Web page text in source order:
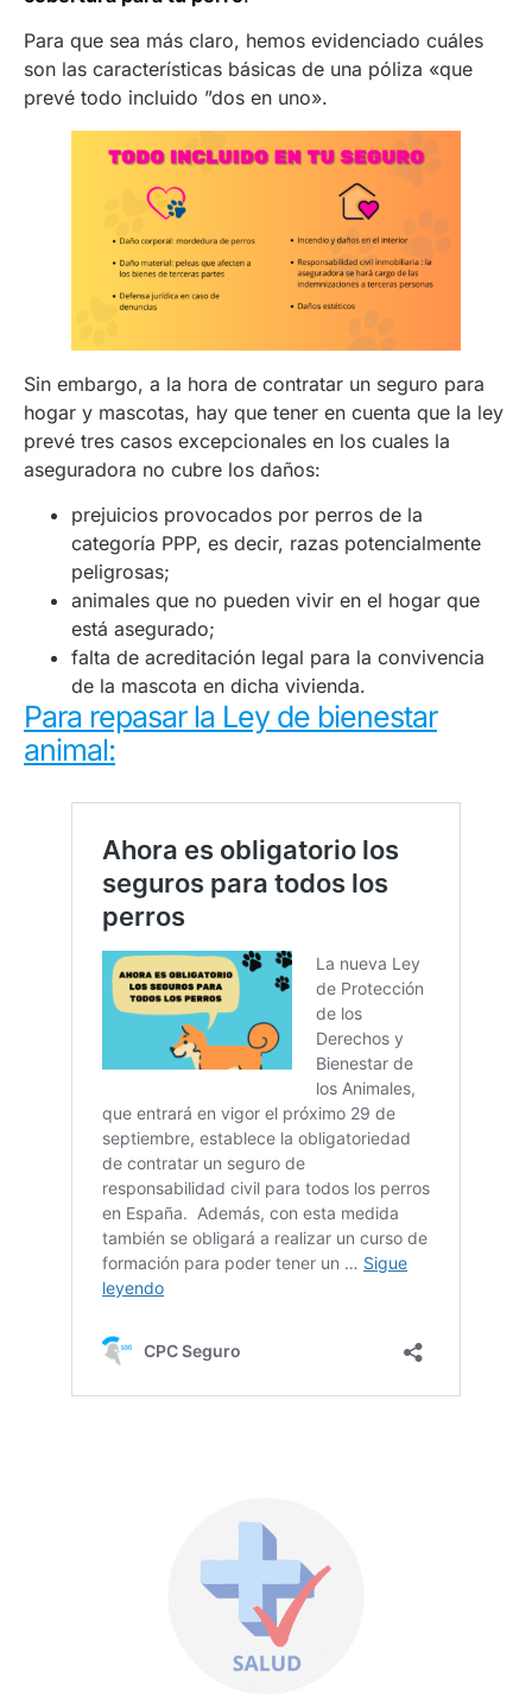
Para que sea más claro, hemos evidenciado cuáles
son las características básicas de una póliza «que
prevé todo incluido ”dos en uno».
Sin embargo, a la hora de contratar un seguro para
hogar y mascotas, hay que tener en cuenta que la ley
prevé tres casos excepcionales en los cuales la
aseguradora no cubre los daños:
prejuicios provocados por perros de la
categoría PPP, es decir, razas potencialmente
peligrosas;
animales que no pueden vivir en el hogar que
está asegurado;
falta de acreditación legal para la convivencia
de la mascota en dicha vivienda.
Para repasar la Ley de bienestar
animal: